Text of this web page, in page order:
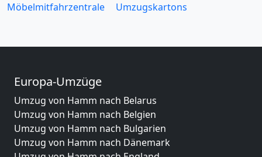
Möbelmitfahrzentrale
Umzugskartons
Europa-Umzüge
Umzug von Hamm nach Belarus
Umzug von Hamm nach Belgien
Umzug von Hamm nach Bulgarien
Umzug von Hamm nach Dänemark